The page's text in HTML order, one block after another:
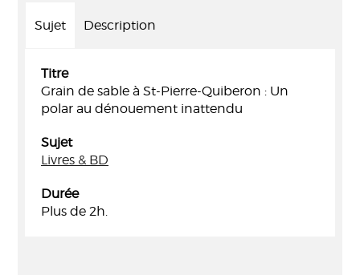
Sujet Description
Titre
Grain de sable à St-Pierre-Quiberon : Un
polar au dénouement inattendu
Sujet
Livres & BD
Durée
Plus de 2h.